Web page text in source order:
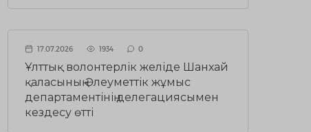
17.07.2026 1934 0
Ұлттық волонтерлік желіде Шанхай
қаласының Әлеуметтік жұмыс
департаментінің делегациясымен
кездесу өтті